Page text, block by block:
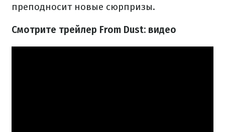
преподносит новые сюрпризы.
Смотрите трейлер From Dust: видео